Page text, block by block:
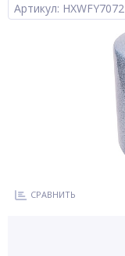
Артикул: НХWFY7072
СРАВНИТЬ